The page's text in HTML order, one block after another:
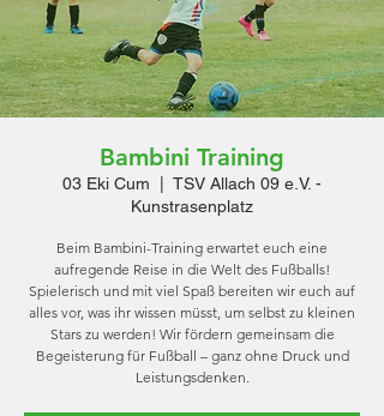
Bambini Training
03 Eki Cum
TSV Allach 09 e.V. -
Kunstrasenplatz
Beim Bambini-Training erwartet euch eine
aufregende Reise in die Welt des Fußballs!
Spielerisch und mit viel Spaß bereiten wir euch auf
alles vor, was ihr wissen müsst, um selbst zu kleinen
Stars zu werden! Wir fördern gemeinsam die
Begeisterung für Fußball – ganz ohne Druck und
Leistungsdenken.